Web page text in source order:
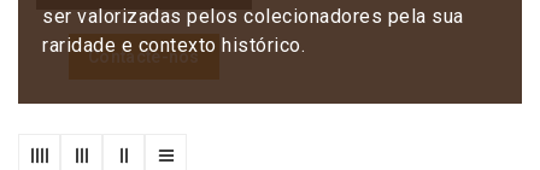
Contacte-nos
ser valorizadas pelos colecionadores pela sua
raridade e contexto histórico.